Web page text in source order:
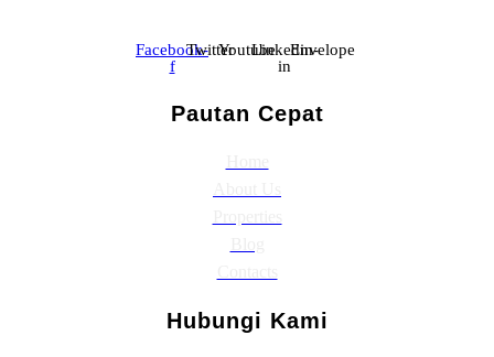
Facebook-
f
TwitterYoutubeLinkedin-
in
Envelope
Pautan Cepat
Hubungi Kami